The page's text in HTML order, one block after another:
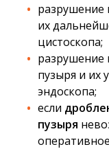
разрушение
их
цистоскопа;
разрушение
пузыря и их
эндоскопа;
если
пузыря